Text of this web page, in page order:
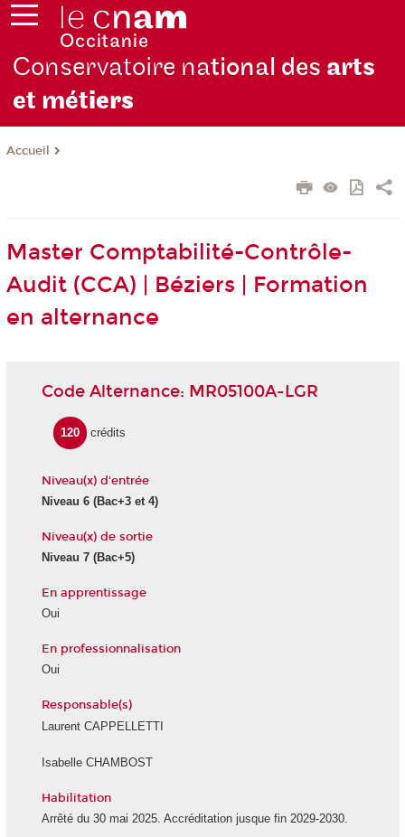
Conservatoire national des arts
et métiers
Accueil
Master Comptabilité-Contrôle-
Audit (CCA) | Béziers | Formation
en alternance
Code Alternance: MR05100A-LGR
120 crédits
Niveau(x) d'entrée
Niveau 6(Bac+3 et 4)
Niveau(x) de sortie
Niveau 7(Bac+5)
En apprentissage
Oui
En professionnalisation
Oui
Responsable(s)
Laurent CAPPELLETTI
Isabelle CHAMBOST
Habilitation
Arrêté du 30 mai 2025. Accréditation jusque fin 2029-2030.